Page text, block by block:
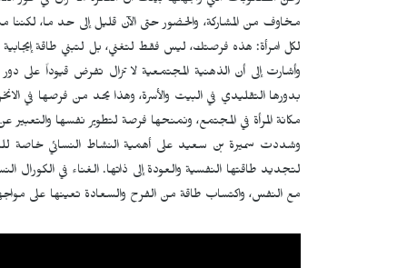
مخاوف من المشاركة، والحضور حتى الآن قليل إلى حد ما، لكننا
لكل امرأة: هذه فرصتك، ليس فقط لتغني، بل لتبني طاقة
وأشارت إلى أن الذهنية المجتمعية لا تزال تفرض قيوداً على دور
بدورها التقليدي في البيت والأسرة، وهذا يحد من فرصها في
مكانة المرأة في المجتمع، ونمنحها فرصة لتطوير نفسها والتعبير
وشددت سميرة بن سعيد على أهمية النشاط النسائي خاصة
لتجديد طاقتها النفسية والعودة إلى ذاتها. الغناء في الكورال
مع النفس، واكتساب طاقة من الفرح والسعادة تعينها على